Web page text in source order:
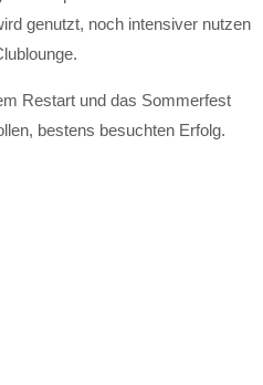
genutzt, noch intensiver nutzen
Restart und das Sommerfest
bestens besuchten Erfolg.